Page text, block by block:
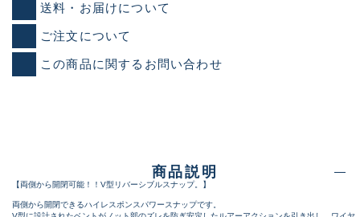
送料・お届けについて
ご注文について
この商品に関するお問い合わせ
商品説明
【両側から開閉可能！！V型リバーシブルスナップ。】
両側から開閉できるハイレスポンスパワースナップです。